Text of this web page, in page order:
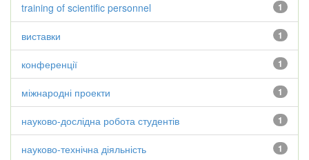
1
training of scientific personnel
1
виставки
1
конференції
1
міжнародні проекти
1
науково-дослідна робота студентів
1
науково-технічна діяльність